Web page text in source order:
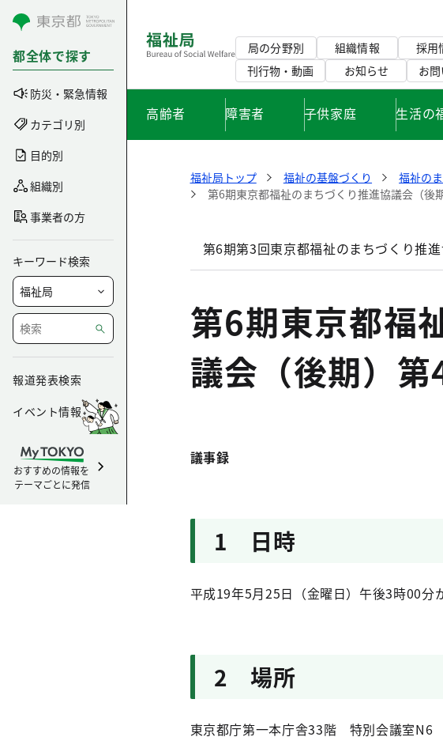
コンテンツにスキップ
都全体で探す
防災・緊急情報
カテゴリ別
目的別
組織別
事業者の方
キーワード検索
報道発表検索
イベント情報
おすすめの情報を
テーマごとに発信
局の分野別 組織情報 採用
刊行物・動画
お知らせ お
高齢者 障害者 子供家庭 生活の
福祉局トップ 福祉の基盤づくり 福祉の
第6期東京都福祉のまちづくり推進協議会（
第6期第3回東京都福祉のまちづくり推
第6期東京都福
議会（後期）
議事録
1 日時
平成19年5月25日（金曜日）午後3時00分
2 場所
東京都庁第一本庁舎33階 特別会議室N6